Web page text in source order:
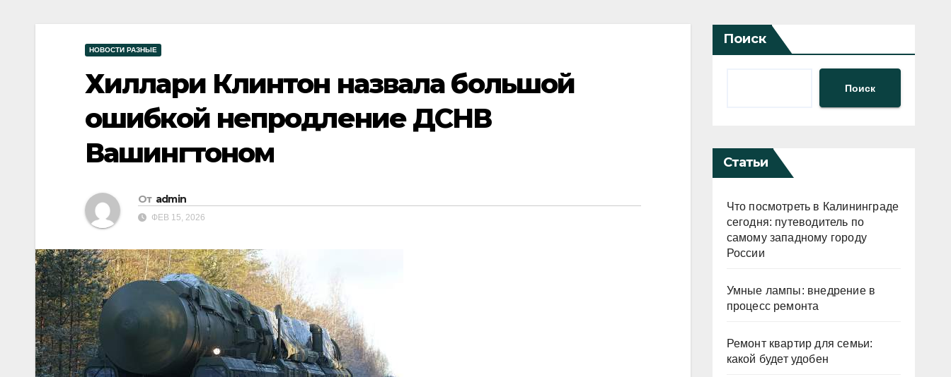
НОВОСТИ РАЗНЫЕ
Хиллари Клинтон назвала большой
ошибкой непродление ДСНВ
Вашингтоном
От admin
ФЕВ 15, 2026
Поиск
Поиск
Статьи
Что посмотреть в Калининграде
сегодня: путеводитель по
самому западному городу
России
Умные лампы: внедрение в
процесс ремонта
Ремонт квартир для семьи:
какой будет удобен